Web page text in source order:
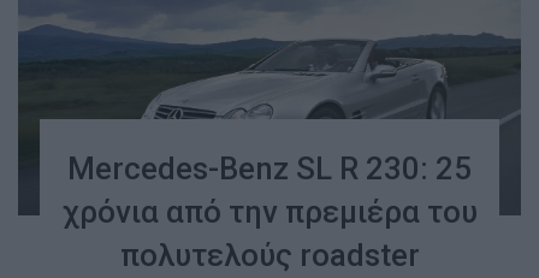
Mercedes-Benz SL R 230: 25
χρόνια από την πρεμιέρα του
πολυτελούς roadster